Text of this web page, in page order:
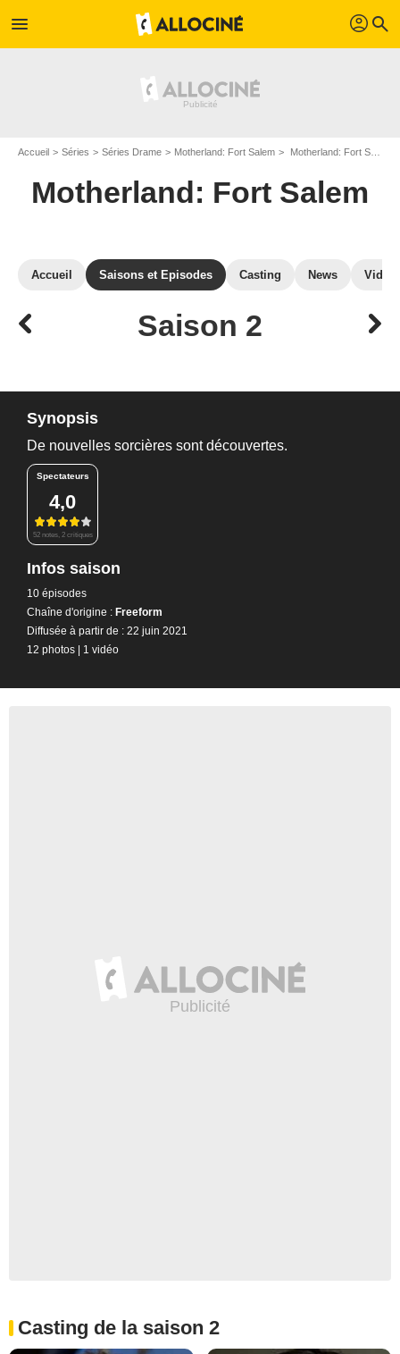
menu profil search
Accueil Séries Séries Drame Motherland: Fort Salem Motherland: Fort Salem : Episodes de la saison 2
Motherland: Fort Salem
Accueil Saisons et Episodes Casting News
Saison 2
Synopsis
De nouvelles sorcières sont découvertes.
Spectateurs
4,0
52 notes, 2 critiques
Infos saison
10 épisodes
Chaîne d'origine : Freeform
Diffusée à partir de : 22 juin 2021
12 photos | 1 vidéo
Casting de la saison 2